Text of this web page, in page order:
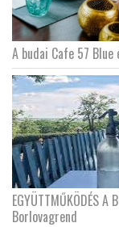
A budai Cafe 57
EGYÜTTMŰKÖDÉS A
Borlovagrend